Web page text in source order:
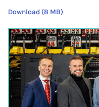
Download (8 MB)